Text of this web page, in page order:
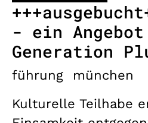
- ein
Generation
führung
münchen
Kulturelle Teilhabe